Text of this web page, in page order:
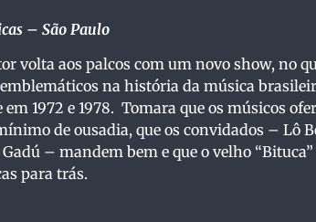
– São Paulo
volta aos palcos com um novo show, no
na história da música
1972 e 1978. Tomara que os músicos
de ousadia, que os convidados – Lô
– mandem bem e que o velho
para trás.